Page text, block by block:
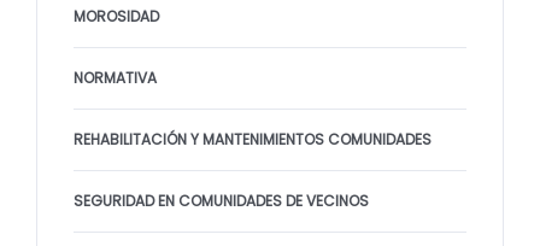
MOROSIDAD
NORMATIVA
REHABILITACIÓN Y MANTENIMIENTOS COMUNIDADES
SEGURIDAD EN COMUNIDADES DE VECINOS